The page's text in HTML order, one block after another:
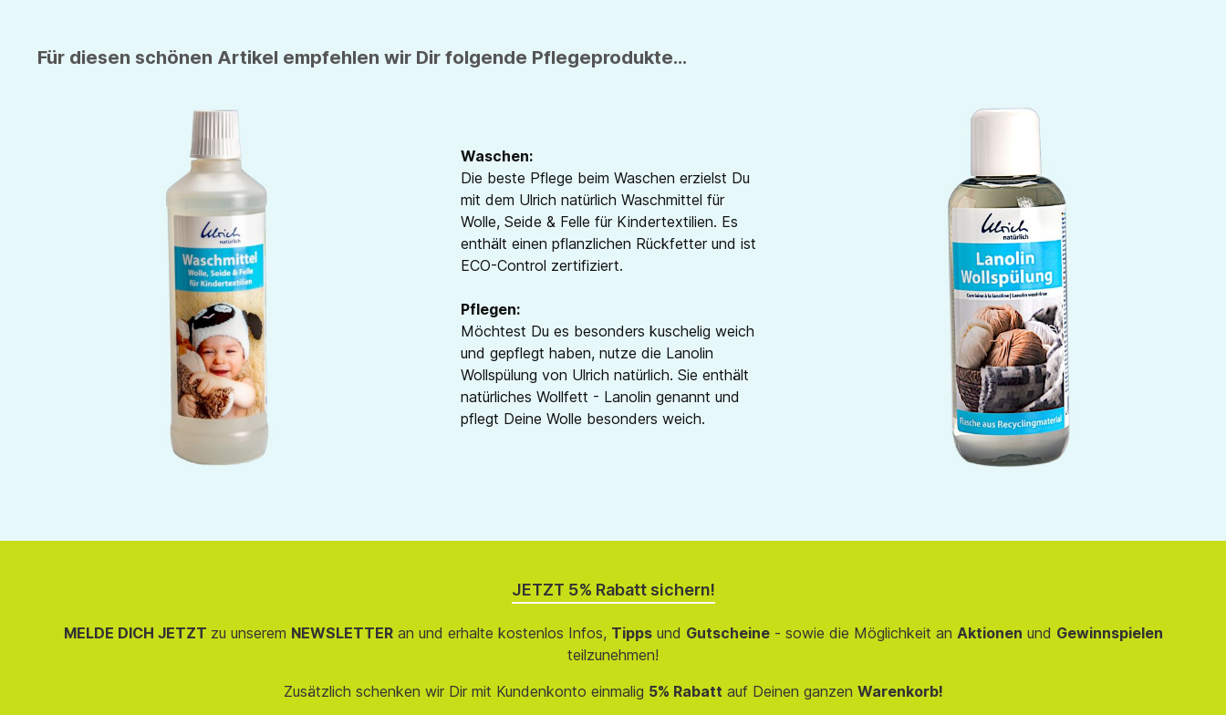
Für diesen schönen Artikel empfehlen wir Dir folgende Pflegeprodukte...
Waschen:
Die beste Pflege beim Waschen erzielst Du
mit dem Ulrich natürlich Waschmittel für
Wolle, Seide & Felle für Kindertextilien. Es
enthält einen pflanzlichen Rückfetter und ist
ECO-Control zertifiziert.
Pflegen:
Möchtest Du es besonders kuschelig weich
und gepflegt haben, nutze die Lanolin
Wollspülung von Ulrich natürlich. Sie enthält
natürliches Wollfett - Lanolin genannt und
pflegt Deine Wolle besonders weich.
JETZT 5% Rabatt sichern!
MELDE DICH JETZT zu unserem NEWSLETTERan und erhalte kostenlos Infos, Tippsund Gutscheine- sowie die Möglichkeit an Aktionen und Gewinnspielen
teilzunehmen!
Zusätzlich schenken wir Dir mit Kundenkonto einmalig 5% Rabatt auf Deinen ganzen Warenkorb!